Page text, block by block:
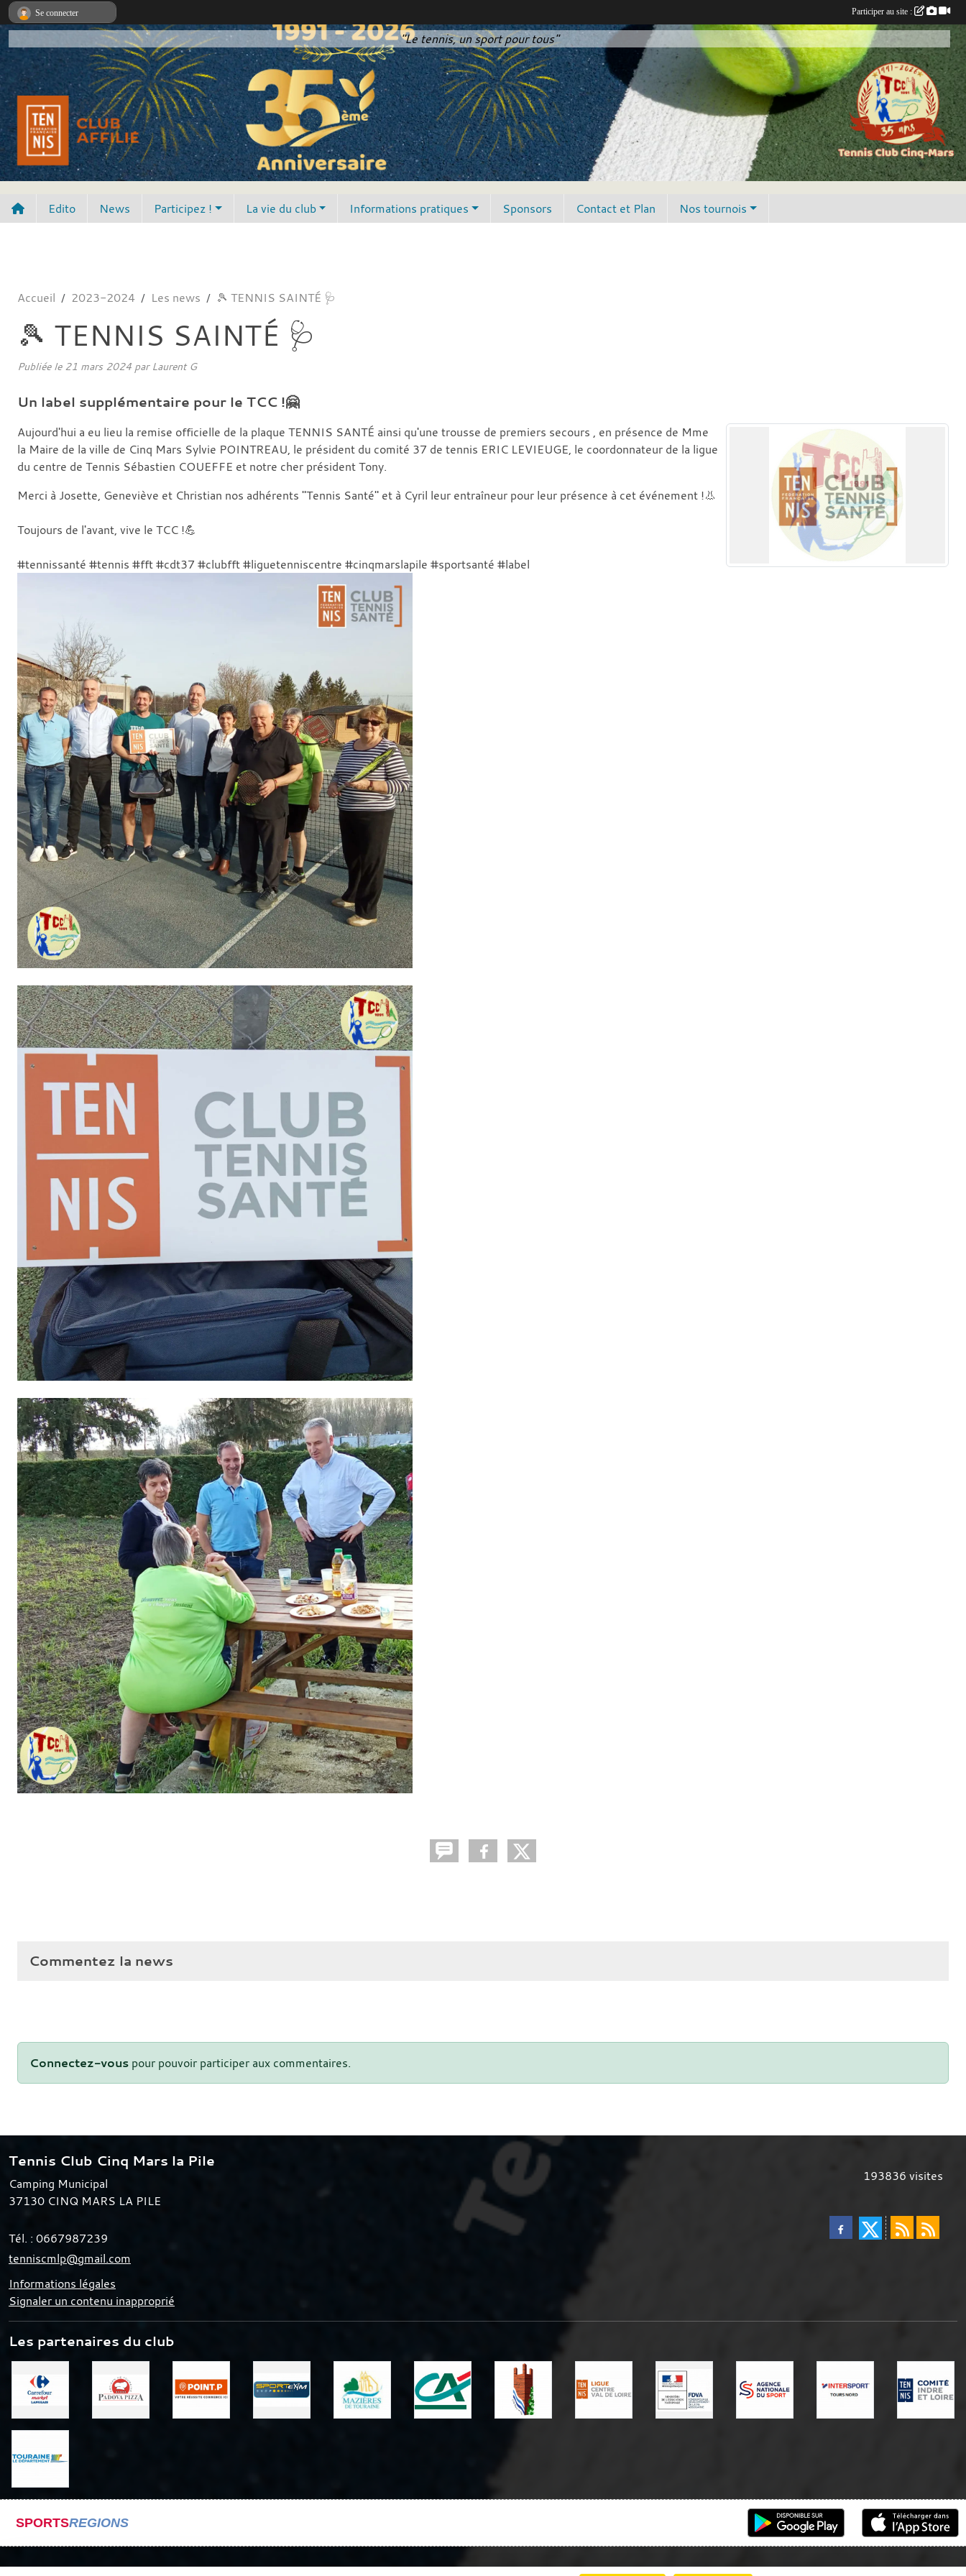
"Le tennis, un sport pour tous"
Edito News Participez ! La vie du club Informations pratiques Sponsors Contact et Plan Nos tournois
Accueil 2023-2024 Les news 🎾 TENNIS SAINTÉ 🩺
🎾 TENNIS SAINTÉ 🩺
Publiée le 21 mars 2024 par Laurent G
Un label supplémentaire pour le TCC !🤗
Aujourd'hui a eu lieu la remise officielle de la plaque TENNIS SANTÉ ainsi qu'une trousse de premiers secours , en présence de Mme
la Maire de la ville de Cinq Mars Sylvie POINTREAU, le président du comité 37 de tennis ERIC LEVIEUGE, le coordonnateur de la ligue
du centre de Tennis Sébastien COUEFFE et notre cher président Tony.
Merci à Josette, Geneviève et Christian nos adhérents "Tennis Santé" et à Cyril leur entraîneur pour leur présence à cet événement !👃
Toujours de l'avant, vive le TCC !💪
#tennissanté #tennis #fft #cdt37 #clubfft #liguetenniscentre #cinqmarslapile #sportsanté #label
Commentez la news
Connectez-vous pour pouvoir participer aux commentaires.
Tennis Club Cinq Mars la Pile
Camping Municipal
37130 CINQ MARS LA PILE
Tél. : 0667987239
tenniscmlp@gmail.com
Informations légales
Signaler un contenu inapproprié
193836 visites
Les partenaires du club
SPORTSREGIONS
Se connecter Participer au site :
Panneau de gestion des cookies